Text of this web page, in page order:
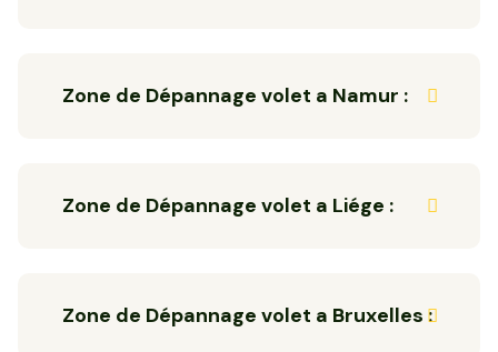
Zone de Dépannage volet a Namur :
Zone de Dépannage volet a Liége :
Zone de Dépannage volet a Bruxelles :